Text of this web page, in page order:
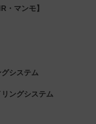
・マンモ】
システム
ングシステム